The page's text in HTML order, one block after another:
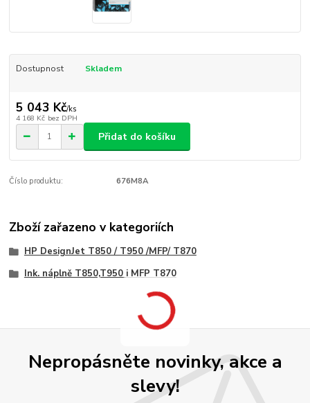
Dostupnost Skladem
5 043 Kč/ks
4 168 Kč bez DPH
Přidat do košíku
Číslo produktu: 676M8A
Zboží zařazeno v kategoriích
HP DesignJet T850 / T950 /MFP/ T870
Ink. náplně T850,T950 i MFP T870
Nepropásněte novinky, akce a
slevy!